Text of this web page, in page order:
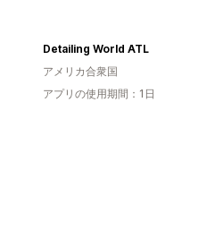
Detailing World ATL
アメリカ合衆国
アプリの使用期間：1日